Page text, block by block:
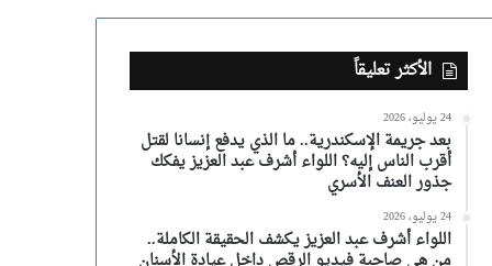
الأكثر تعليقاً
24 يوليو، 2026
بعد جريمة الإسكندرية.. ما الذي يدفع إنسانا لقتل
أقرب الناس إليه؟ اللواء أشرف عبد العزيز يفكك
جذور العنف الأسري
24 يوليو، 2026
اللواء أشرف عبد العزيز يكشف الحقيقة الكاملة..